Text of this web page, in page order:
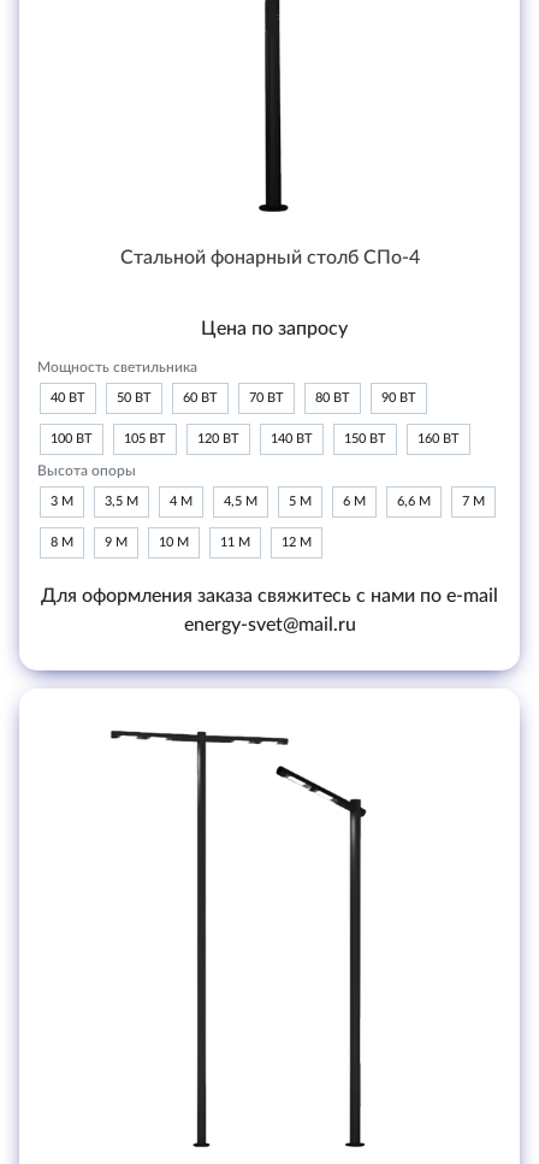
Стальной фонарный столб СПо-4
Цена по запросу
Мощность светильника
40 ВТ 50 ВТ 60 ВТ 70 ВТ 80 ВТ 90 ВТ
100 ВТ 105 ВТ 120 ВТ 140 ВТ 150 ВТ 160 ВТ
Высота опоры
3 М 3,5 М 4 М 4,5 М 5 М 6 М 6,6 М 7 М
8 М 9 М 10 М 11 М 12 М
Для оформления заказа свяжитесь с нами по e-mail
energy-svet@mail.ru